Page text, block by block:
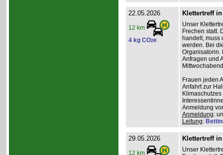
22.05.2026
12 km
4 kg CO2e
Klettertreff
Unser
Frechen statt.
handelt, muss
werden. Bei
Organisatorin.
Anfragen und
Frauen jeden
Anfahrt zur
Anmeldung
Anmeldung:
Leitung:
29.05.2026
12 km
Klettertreff
Unser